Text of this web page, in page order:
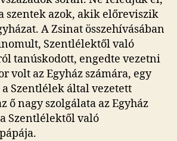
szentek azok, akik előreviszik
A Zsinat összehívásában
Szentlélektől való
tanúskodott, engedte vezetni
volt az Egyház számára, egy
Szentlélek által vezetett
ő nagy szolgálata az Egyház
Szentlélektől való